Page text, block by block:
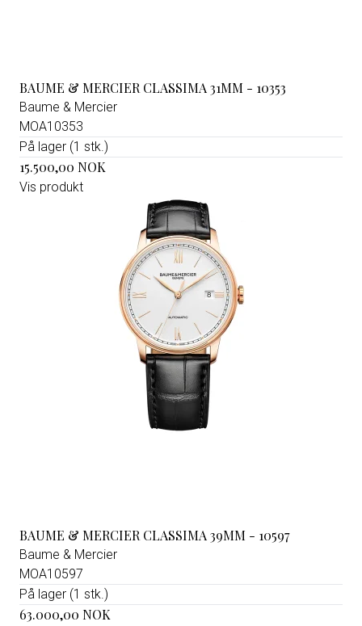
BAUME & MERCIER CLASSIMA 31MM - 10353
Baume & Mercier
MOA10353
På lager (1 stk.)
15.500,00 NOK
Vis produkt
BAUME & MERCIER CLASSIMA 39MM - 10597
Baume & Mercier
MOA10597
På lager (1 stk.)
63.000,00 NOK